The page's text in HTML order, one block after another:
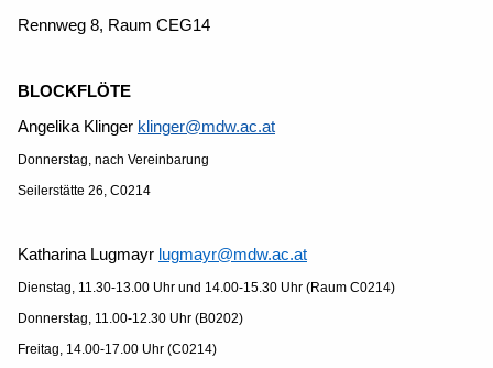
Rennweg 8, Raum CEG14
BLOCKFLÖTE
Angelika Klinger klinger@mdw.ac.at
Donnerstag, nach Vereinbarung
Seilerstätte 26, C0214
Katharina Lugmayr lugmayr@mdw.ac.at
Dienstag, 11.30-13.00 Uhr und 14.00-15.30 Uhr (Raum C0214)
Donnerstag, 11.00-12.30 Uhr (B0202)
Freitag, 14.00-17.00 Uhr (C0214)